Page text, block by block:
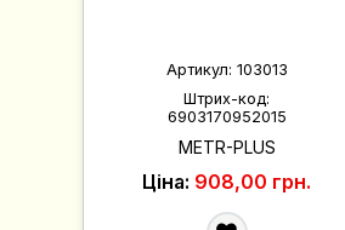
Артикул: 103013
Штрих-код:
6903170952015
METR-PLUS
Ціна: 908,00 грн.